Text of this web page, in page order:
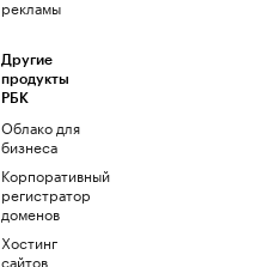
рекламы
Другие
продукты
РБК
Облако для
бизнеса
Корпоративный
регистратор
доменов
Хостинг
сайтов